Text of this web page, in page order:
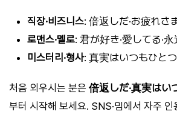
직장·비즈니스: 倍返しだ·お疲れさ
로맨스·멜로: 君が好き·愛してる·永
미스터리·형사: 真実はいつもひと
처음 외우시는 분은 倍返しだ·真実はい
부터 시작해 보세요. SNS·밈에서 자주 인